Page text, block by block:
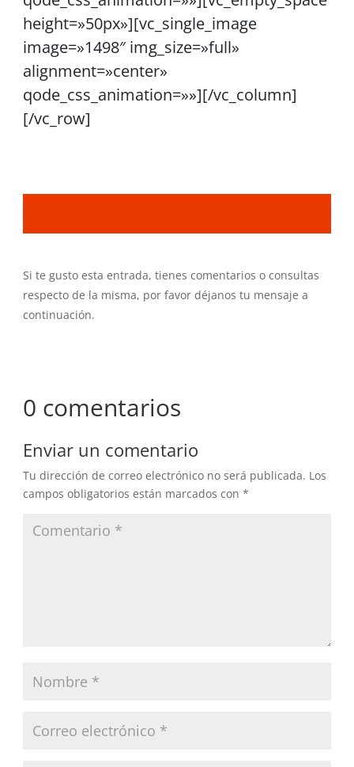
height=»50px»][vc_single_image
image=»1498″ img_size=»full»
alignment=»center»
qode_css_animation=»»][/vc_column]
[/vc_row]
Si te gusto esta entrada, tienes comentarios o consultas
respecto de la misma, por favor déjanos tu mensaje a
continuación.
0 comentarios
Enviar un comentario
Tu dirección de correo electrónico no será publicada. Los
campos obligatorios están marcados con*